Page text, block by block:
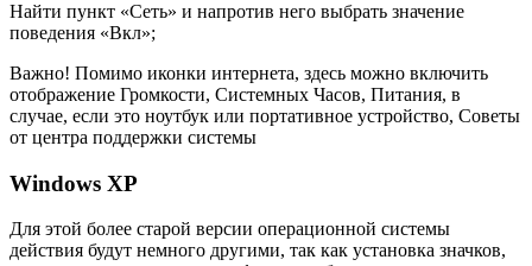
Найти пункт «Сеть» и напротив него выбрать значение
поведения «Вкл»;
Важно! Помимо иконки интернета, здесь можно включить
отображение Громкости, Системных Часов, Питания, в
случае, если это ноутбук или портативное устройство, Советы
от центра поддержки системы
Windows XP
Для этой более старой версии операционной системы
действия будут немного другими, так как установка значков,